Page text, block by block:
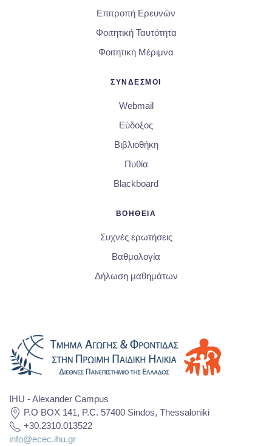
Επιτροπή Ερευνών
Φοιτητική Ταυτότητα
Φοιτητική Μέριμνα
ΣΥΝΔΕΣΜΟΙ
Webmail
Εύδοξος
Βιβλιοθήκη
Πυθία
Blackboard
ΒΟΗΘΕΙΑ
Συχνές ερωτήσεις
Βαθμολογία
Δήλωση μαθημάτων
IHU - Alexander Campus
P.O BOX 141, P.C. 57400 Sindos, Thessaloniki
+30.2310.013522
info@ecec.ihu.gr